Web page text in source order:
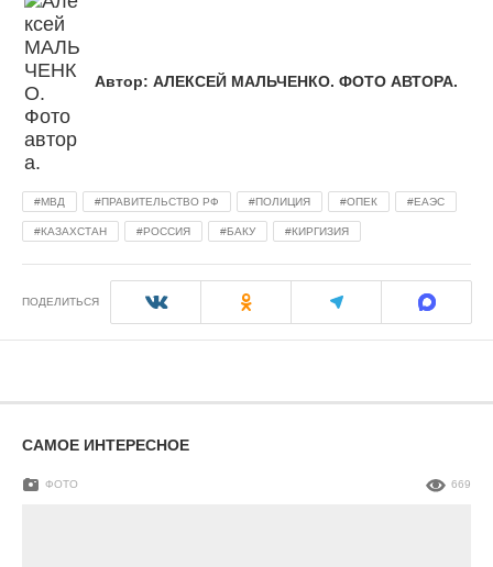
Автор: АЛЕКСЕЙ МАЛЬЧЕНКО. ФОТО АВТОРА.
МВД ПРАВИТЕЛЬСТВО РФ ПОЛИЦИЯ ОПЕК ЕАЭС
КАЗАХСТАН РОССИЯ БАКУ КИРГИЗИЯ
ПОДЕЛИТЬСЯ
САМОЕ ИНТЕРЕСНОЕ
ФОТО 669